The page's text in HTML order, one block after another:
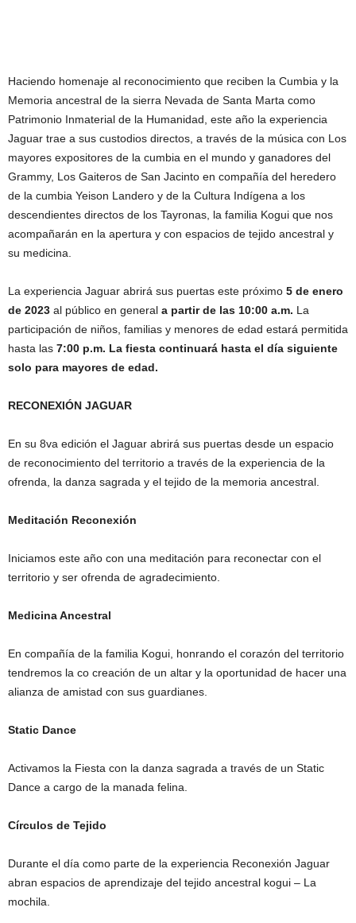
Haciendo homenaje al reconocimiento que reciben la Cumbia y la
Memoria ancestral de la sierra Nevada de Santa Marta como
Patrimonio Inmaterial de la Humanidad, este año la experiencia
Jaguar trae a sus custodios directos, a través de la música con Los
mayores expositores de la cumbia en el mundo y ganadores del
Grammy, Los Gaiteros de San Jacinto en compañía del heredero
de la cumbia Yeison Landero y de la Cultura Indígena a los
descendientes directos de los Tayronas, la familia Kogui que nos
acompañarán en la apertura y con espacios de tejido ancestral y
su medicina.
La experiencia Jaguar abrirá sus puertas este próximo 5 de enero
de 2023 al público en general a partir de las 10:00 a.m. La
participación de niños, familias y menores de edad estará permitida
hasta las 7:00 p.m. La fiesta continuará hasta el día siguiente
solo para mayores de edad.
RECONEXIÓN JAGUAR
En su 8va edición el Jaguar abrirá sus puertas desde un espacio
de reconocimiento del territorio a través de la experiencia de la
ofrenda, la danza sagrada y el tejido de la memoria ancestral.
Meditación Reconexión
Iniciamos este año con una meditación para reconectar con el
territorio y ser ofrenda de agradecimiento.
Medicina Ancestral
En compañía de la familia Kogui, honrando el corazón del territorio
tendremos la co creación de un altar y la oportunidad de hacer una
alianza de amistad con sus guardianes.
Static Dance
Activamos la Fiesta con la danza sagrada a través de un Static
Dance a cargo de la manada felina.
Círculos de Tejido
Durante el día como parte de la experiencia Reconexión Jaguar
abran espacios de aprendizaje del tejido ancestral kogui – La
mochila.